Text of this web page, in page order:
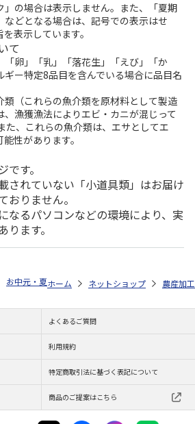
」の場合は表示しません。また、「夏期
などとなる場合は、記号での表示はせ
表示しています。
て
「卵」「乳」「落花生」「えび」「か
ギー特定8品目を含んでいる場合に品目名
（これらの魚介類を原材料として製造
、漁獲漁法によりエビ・カニが混じって
た、これらの魚介類は、エサとしてエ
性があります。
す。
されていない「小道具類」はお届け
おりません。
なるパソコンなどの環境により、実
ます。
お中元・夏ギフト特集 2026 ゆうゆうギフト
ホーム ネットショップ 農産加
よくあるご質問
利用規約
特定商取引法に基づく表記について
商品のご提案はこちら